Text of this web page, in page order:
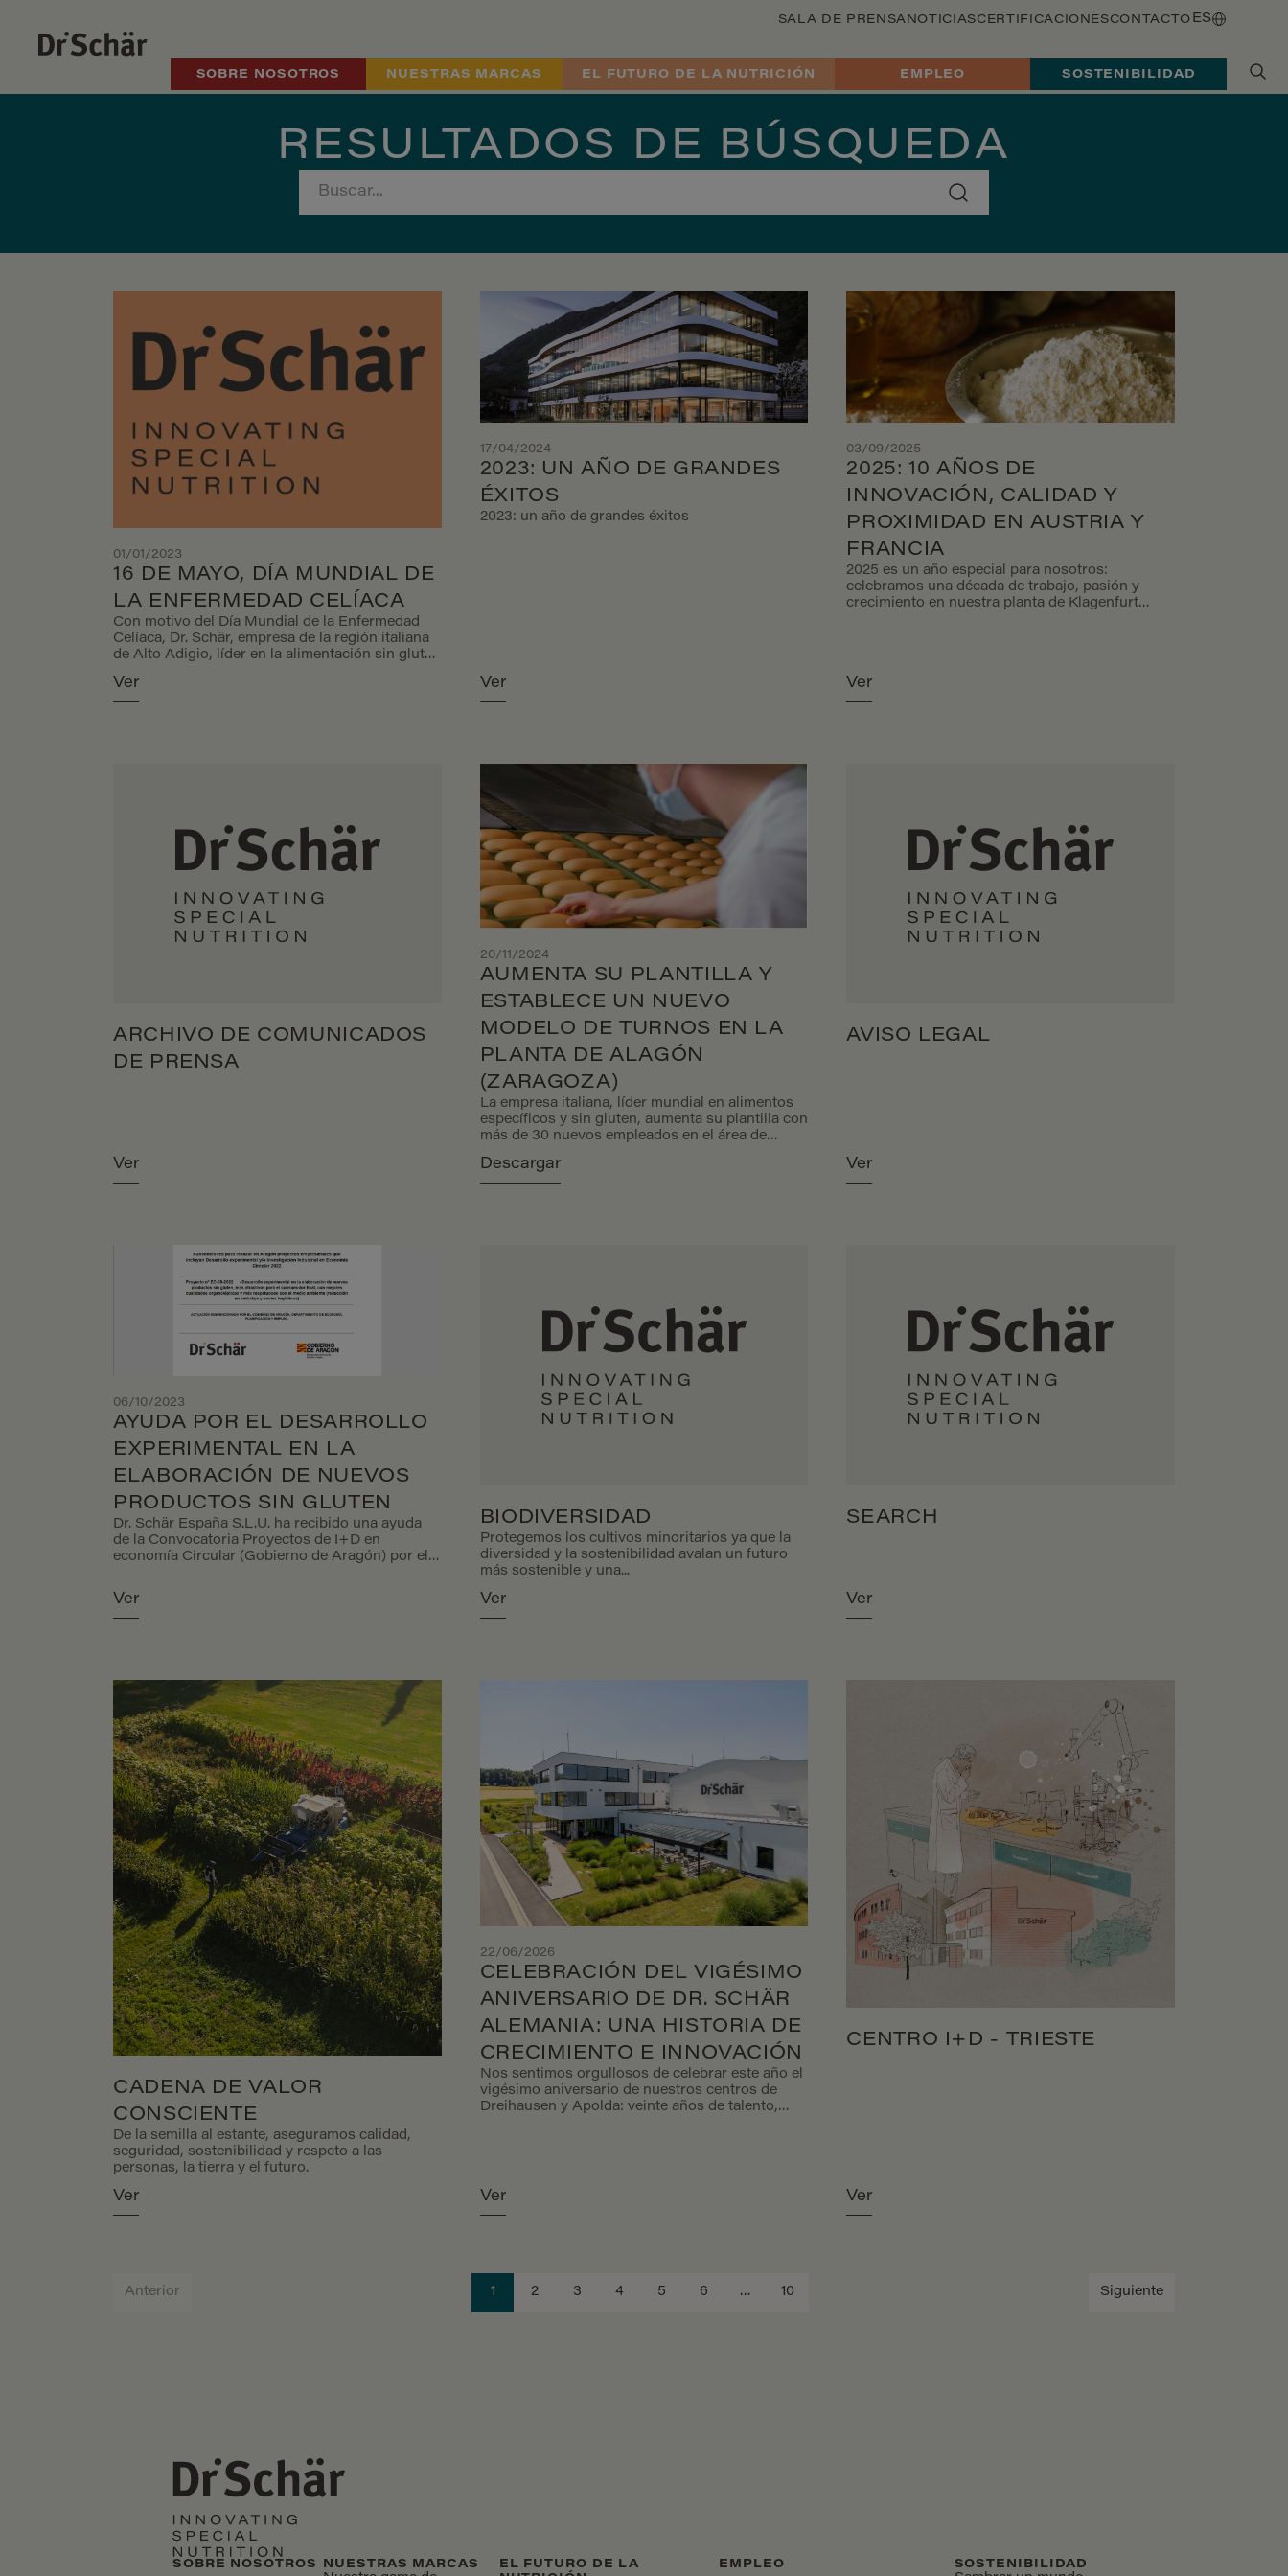
SALA DE PRENSA NOTICIASCERTIFICACIONESCONTACTO ES
SOBRE NOSOTROS NUESTRAS MARCAS EL FUTURO DE LA NUTRICIÓN EMPLEO SOSTENIBILIDAD
RESULTADOS DE BÚSQUEDA
01/01/2023
16 DE MAYO, DÍA MUNDIAL DE
LA ENFERMEDAD CELÍACA
Con motivo del Día Mundial de la Enfermedad
Celíaca, Dr. Schär, empresa de la región italiana
de Alto Adigio, líder en la alimentación sin gluten
compromiso de dar a conocer los trastornos
relacionados con el gluten ayudando y
Ver
17/04/2024
2023: UN AÑO DE GRANDES
ÉXITOS
2023: un año de grandes éxitos
Ver
03/09/2025
2025: 10 AÑOS DE
INNOVACIÓN, CALIDAD Y
PROXIMIDAD EN AUSTRIA Y
FRANCIA
2025 es un año especial para nosotros:
celebramos una década de trabajo, pasión y
crecimiento en nuestra planta de Klagenfurt
nutricionales especiales.
Ver
ARCHIVO DE COMUNICADOS
DE PRENSA
Ver
20/11/2024
AUMENTA SU PLANTILLA Y
ESTABLECE UN NUEVO
MODELO DE TURNOS EN LA
PLANTA DE ALAGÓN
(ZARAGOZA)
La empresa italiana, líder mundial en alimentos
específicos y sin gluten, aumenta su plantilla con
más de 30 nuevos empleados en el área de
turnos enfocándose en construir una integración
saludable entre la vida profesional y la vida
Descargar
AVISO LEGAL
Ver
06/10/2023
AYUDA POR EL DESARROLLO
EXPERIMENTAL EN LA
ELABORACIÓN DE NUEVOS
PRODUCTOS SIN GLUTEN
Dr. Schär España S.L.U. ha recibido una ayuda
de la Convocatoria Proyectos de I+D en
economía Circular (Gobierno de Aragón) por el
nuevos productos sin gluten, reformulación de
los existentes, que tendrán una apariencia al
consumidor más parecida al mass market,
Ver
BIODIVERSIDAD
Protegemos los cultivos minoritarios ya que la
diversidad y la sostenibilidad avalan un futuro
más sostenible y una...
Ver
SEARCH
Ver
CADENA DE VALOR
CONSCIENTE
De la semilla al estante, aseguramos calidad,
seguridad, sostenibilidad y respeto a las
personas, la tierra y el futuro.
Ver
22/06/2026
CELEBRACIÓN DEL VIGÉSIMO
ANIVERSARIO DE DR. SCHÄR
ALEMANIA: UNA HISTORIA DE
CRECIMIENTO E INNOVACIÓN
Nos sentimos orgullosos de celebrar este año el
vigésimo aniversario de nuestros centros de
Dreihausen y Apolda: veinte años de talento,
productos sin gluten y en nutrición para
necesidades dietéticas especiales a
Ver
CENTRO I+D - TRIESTE
Ver
Anterior 1 2 3 4 5 6 … 10 Siguiente
SOBRE NOSOTROS NUESTRAS MARCAS
EL FUTURO DE LA
EMPLEO SOSTENIBILIDAD